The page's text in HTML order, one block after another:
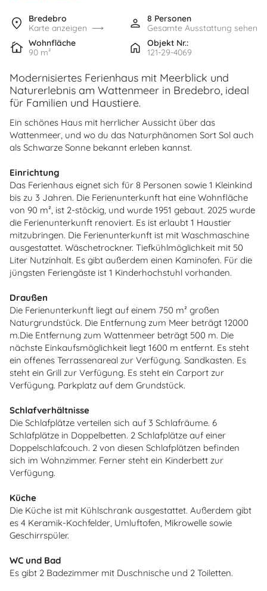
Bredebro
Karte anzeigen
8 Personen
Gesamte Ausstattung sehen
Wohnfläche
90 m²
Objekt Nr.:
121-29-4069
Modernisiertes Ferienhaus mit Meerblick und
Naturerlebnis am Wattenmeer in Bredebro, ideal
für Familien und Haustiere.
Ein schönes Haus mit herrlicher Aussicht über das
Wattenmeer, und wo du das Naturphänomen Sort Sol auch
als Schwarze Sonne bekannt erleben kannst.
Einrichtung
Das Ferienhaus eignet sich für 8 Personen sowie 1 Kleinkind
bis zu 3 Jahren. Die Ferienunterkunft hat eine Wohnfläche
von 90 m², ist 2-stöckig, und wurde 1951 gebaut. 2025 wurde
die Ferienunterkunft renoviert. Es ist erlaubt 1 Haustier
mitzubringen. Die Ferienunterkunft ist mit Waschmaschine
ausgestattet. Wäschetrockner. Tiefkühlmöglichkeit mit 50
Liter Nutzinhalt. Es gibt außerdem einen Kaminofen. Für die
jüngsten Feriengäste ist 1 Kinderhochstuhl vorhanden.
Draußen
Die Ferienunterkunft liegt auf einem 750 m² großen
Naturgrundstück. Die Entfernung zum Meer beträgt 12000
m.Die Entfernung zum Wattenmeer beträgt 500 m. Die
nächste Einkaufsmöglichkeit liegt 1600 m entfernt. Es steht
ein offenes Terrassenareal zur Verfügung. Sandkasten. Es
steht ein Grill zur Verfügung. Es steht ein Carport zur
Verfügung. Parkplatz auf dem Grundstück.
Schlafverhältnisse
Die Schlafplätze verteilen sich auf 3 Schlafräume. 6
Schlafplätze in Doppelbetten. 2 Schlafplätze auf einer
Doppelschlafcouch. 2 von diesen Schlafplätzen befinden
sich im Wohnzimmer. Ferner steht ein Kinderbett zur
Verfügung.
Küche
Die Küche ist mit Kühlschrank ausgestattet. Außerdem gibt
es 4 Keramik-Kochfelder, Umluftofen, Mikrowelle sowie
Geschirrspüler.
WC und Bad
Es gibt 2 Badezimmer mit Duschnische und 2 Toiletten.